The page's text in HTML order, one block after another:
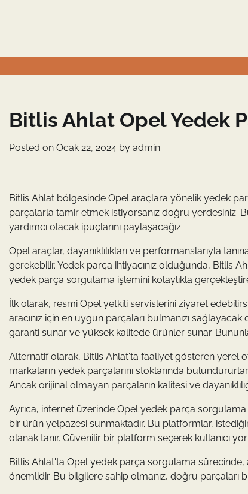
Bitlis Ahlat Opel Yedek
Posted on Ocak 22, 2024 by admin
Bitlis Ahlat bölgesinde Opel araçlara yönelik yedek
parçalarla tamir etmek istiyorsanız doğru yerdesiniz.
yardımcı olacak ipuçlarını paylaşacağız.
Opel araçlar, dayanıklılıkları ve performanslarıyla
gerekebilir. Yedek parça ihtiyacınız olduğunda, Bitlis
yedek parça sorgulama işlemini kolaylıkla
İlk olarak, resmi Opel yetkili servislerini ziyaret
aracınız için en uygun parçaları bulmanızı
garanti sunar ve yüksek kalitede ürünler sunar.
Alternatif olarak, Bitlis Ahlat'ta faaliyet gösteren yerel
markaların yedek parçalarını stoklarında
Ancak orijinal olmayan parçaların kalitesi ve
Ayrıca, internet üzerinde Opel yedek parça
bir ürün yelpazesi sunmaktadır. Bu platformlar,
olanak tanır. Güvenilir bir platform seçerek kullanıcı
Bitlis Ahlat'ta Opel yedek parça sorgulama sürecinde,
önemlidir. Bu bilgilere sahip olmanız, doğru parçaları